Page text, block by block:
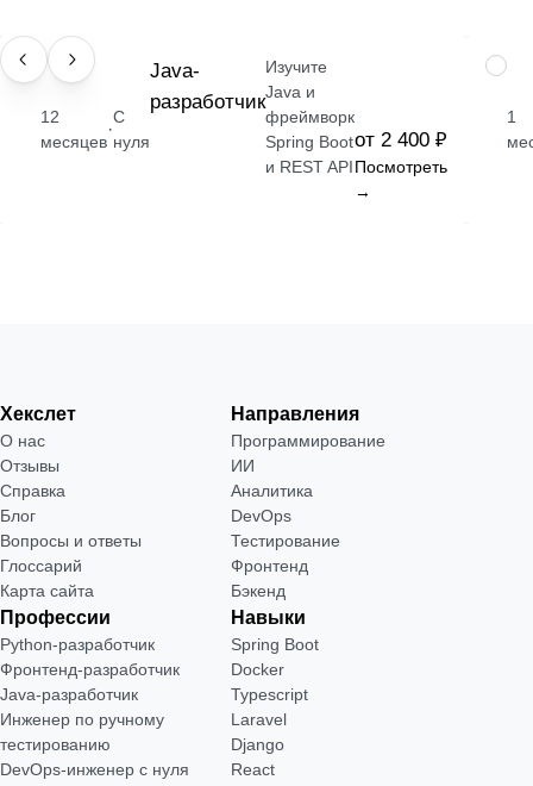
ПРОФЕССИЯ
12
месяцев
·
С
нуля
Java-
разработчик
Изучите
Java и
фреймворк
Spring Boot
и REST API
от 2 400 ₽
Посмотреть
→
1
Хекслет
О нас
Отзывы
Справка
Блог
Вопросы и ответы
Глоссарий
Карта сайта
Направления
Программирование
ИИ
Аналитика
DevOps
Тестирование
Фронтенд
Бэкенд
Профессии
Python-разработчик
Фронтенд-разработчик
Java-разработчик
Инженер по ручному
тестированию
DevOps-инженер с нуля
Навыки
Spring Boot
Docker
Typescript
Laravel
Django
React